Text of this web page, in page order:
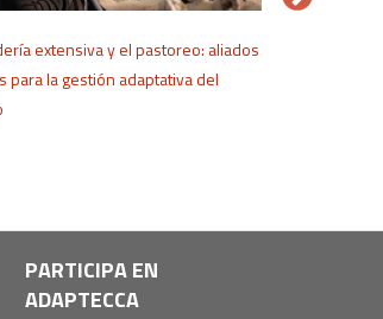
extensiva y el pastoreo: aliados
para la gestión adaptativa del
PARTICIPA EN
ADAPTECCA